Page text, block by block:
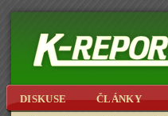
DISKUSE ČLÁNKY